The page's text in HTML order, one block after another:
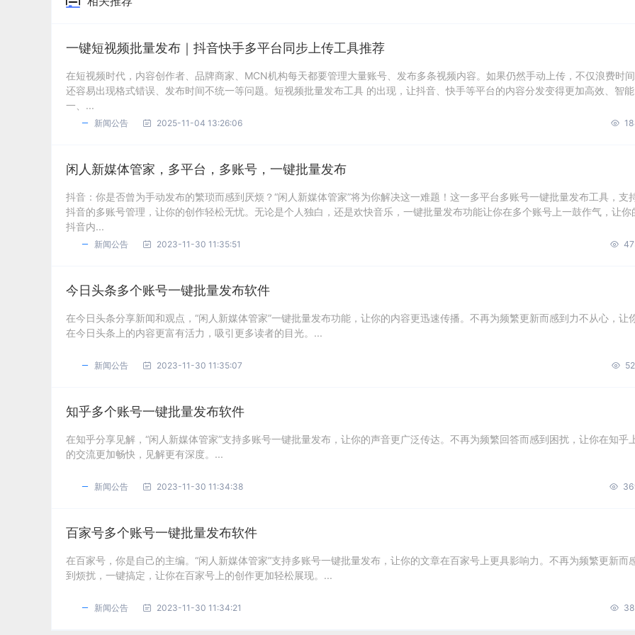
一键短视频批量发布｜抖音快手多平台同步上传工具推荐
在短视频时代，内容创作者、品牌商家、MCN机构每天都要管理大量账号、发布多条视频内容。如果仍然手动上传，不仅浪费时间
还容易出现格式错误、发布时间不统一等问题。短视频批量发布工具 的出现，让抖音、快手等平台的内容分发变得更加高效、智能
一、...
新闻公告 2025-11-04 13:26:06
闲人新媒体管家，多平台，多账号，一键批量发布
抖音：你是否曾为手动发布的繁琐而感到厌烦？“闲人新媒体管家”将为你解决这一难题！这一多平台多账号一键批量发布工具，支
抖音的多账号管理，让你的创作轻松无忧。无论是个人独白，还是欢快音乐，一键批量发布功能让你在多个账号上一鼓作气，让你
抖音内...
新闻公告 2023-11-30 11:35:51
今日头条多个账号一键批量发布软件
在今日头条分享新闻和观点，“闲人新媒体管家”一键批量发布功能，让你的内容更迅速传播。不再为频繁更新而感到力不从心，让
在今日头条上的内容更富有活力，吸引更多读者的目光。...
新闻公告 2023-11-30 11:35:07
知乎多个账号一键批量发布软件
在知乎分享见解，“闲人新媒体管家”支持多账号一键批量发布，让你的声音更广泛传达。不再为频繁回答而感到困扰，让你在知乎
的交流更加畅快，见解更有深度。...
新闻公告 2023-11-30 11:34:38
百家号多个账号一键批量发布软件
在百家号，你是自己的主编。“闲人新媒体管家”支持多账号一键批量发布，让你的文章在百家号上更具影响力。不再为频繁更新而
到烦扰，一键搞定，让你在百家号上的创作更加轻松展现。...
新闻公告 2023-11-30 11:34:21